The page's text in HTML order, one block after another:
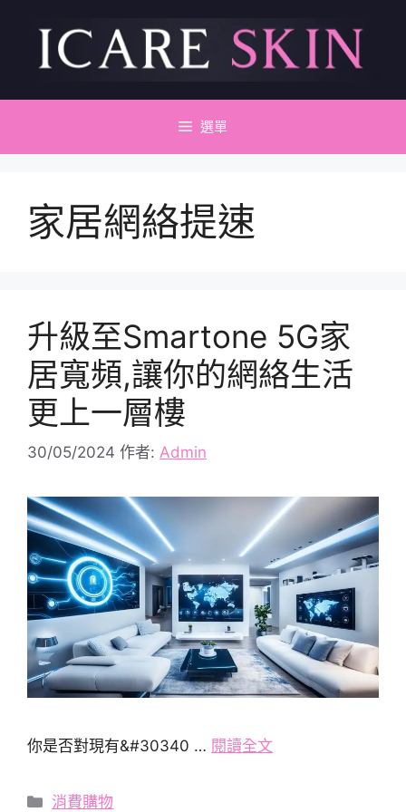
內
選單
家居網絡提速
升級至Smartone 5G家
居寬頻,讓你的網絡生活
更上一層樓
30/05/2024 作者: Admin
你是否對現有&#30340 … 閱讀全文
分
消費購物